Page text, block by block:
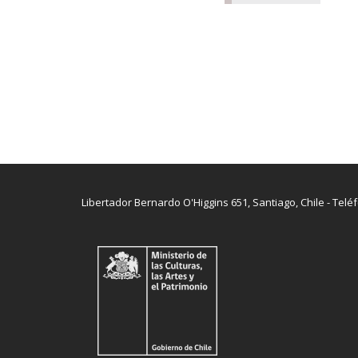
Libertador Bernardo O'Higgins 651, Santiago, Chile -